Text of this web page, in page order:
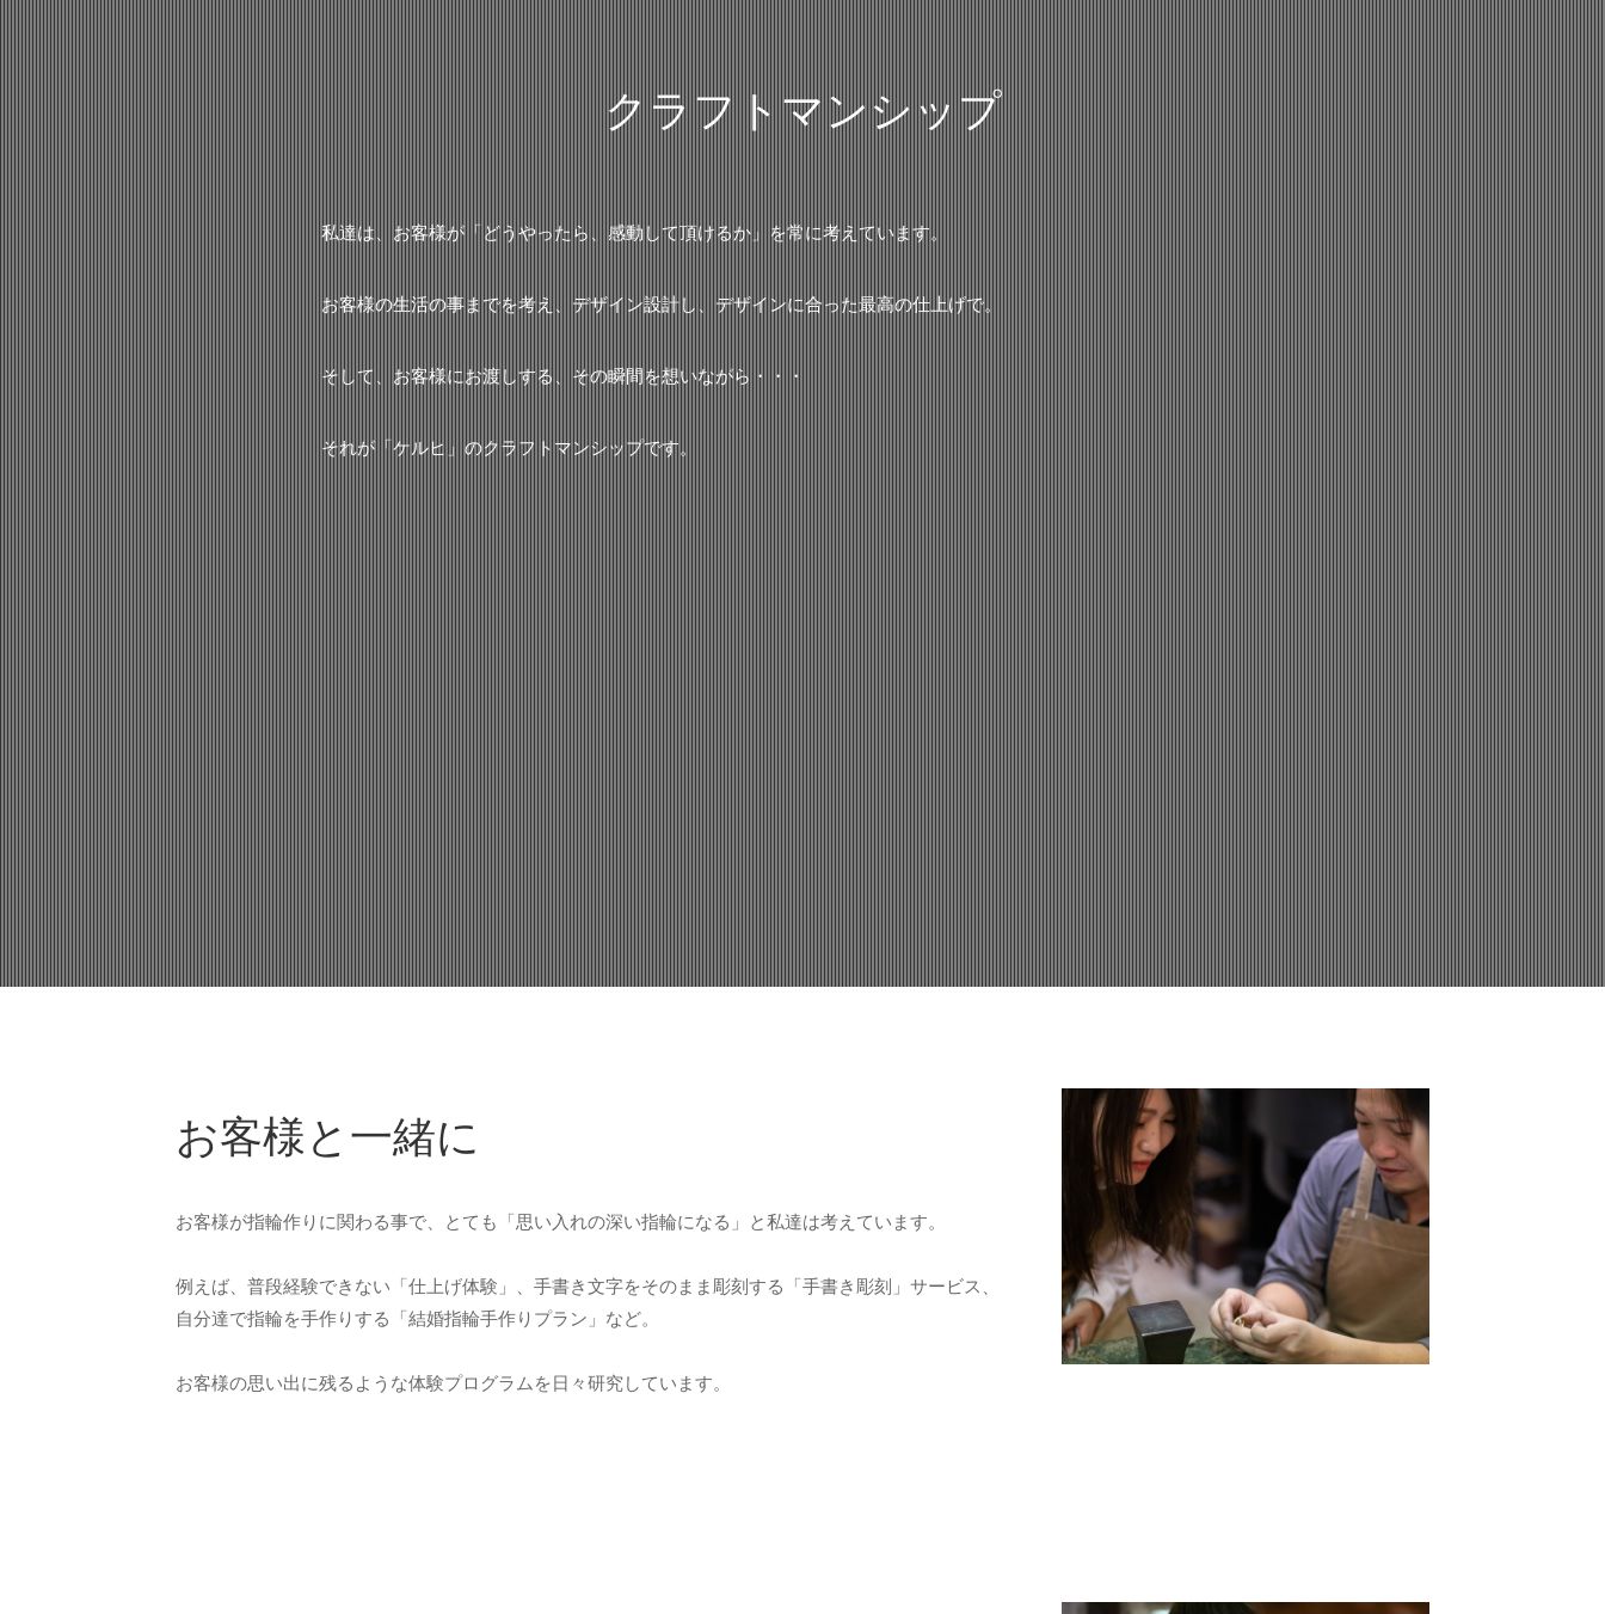
クラフトマンシップ
私達は、お客様が「どうやったら、感動して頂けるか」を常に考えています。
お客様の生活の事までを考え、デザイン設計し、デザインに合った最高の仕上げで。
そして、お客様にお渡しする、その瞬間を想いながら・・・
それが「ケルヒ」のクラフトマンシップです。
お客様と一緒に
お客様が指輪作りに関わる事で、とても「思い入れの深い指輪になる」と私達は考えています。
例えば、普段経験できない「仕上げ体験」、手書き文字をそのまま彫刻する「手書き彫刻」サービス、
自分達で指輪を手作りする「結婚指輪手作りプラン」など。
お客様の思い出に残るような体験プログラムを日々研究しています。